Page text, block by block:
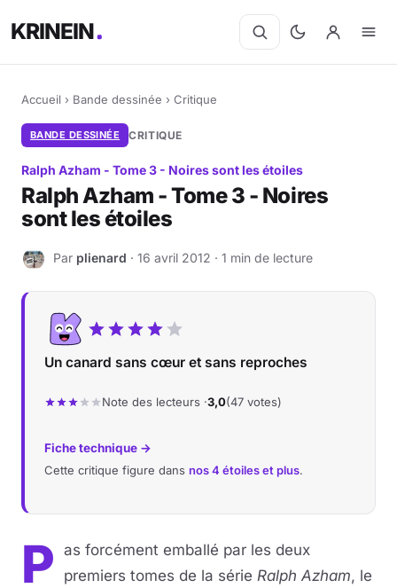
KRINEIN
Accueil › Bande dessinée › Critique
BANDE DESSINÉE CRITIQUE
Ralph Azham - Tome 3 - Noires sont les étoiles
Ralph Azham - Tome 3 - Noires
sont les étoiles
P Par plienard · 16 avril 2012 · 1 min de lecture
Un canard sans cœur et sans reproches
Note des lecteurs ·3,0(47 votes)
Fiche technique →
Cette critique figure dans nos 4 étoiles et plus.
P as forcément emballé par les deux
premiers tomes de la série Ralph Azham, le